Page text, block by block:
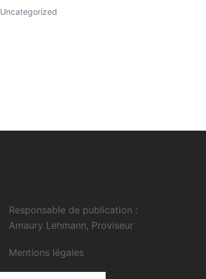
Uncategorized
Responsable de publication :
Amaury Lehmann, Proviseur
Mentions légales